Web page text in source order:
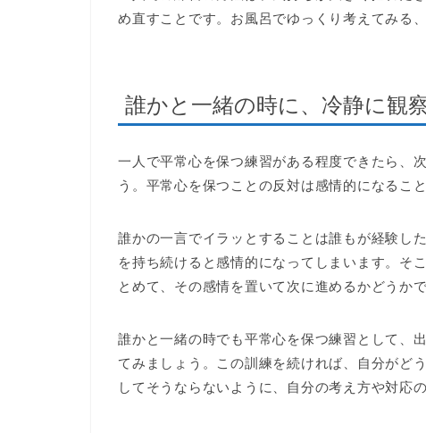
め直すことです。お風呂でゆっくり考えてみる
誰かと一緒の時に、冷静に観
一人で平常心を保つ練習がある程度できたら、
う。平常心を保つことの反対は感情的になること
誰かの一言でイラッとすることは誰もが経験し
を持ち続けると感情的になってしまいます。そ
とめて、その感情を置いて次に進めるかどうかで
誰かと一緒の時でも平常心を保つ練習として、
てみましょう。この訓練を続ければ、自分がど
してそうならないように、自分の考え方や対応